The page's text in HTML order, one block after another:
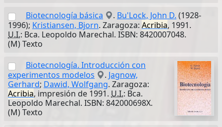
Biotecnología básica
. Bu'Lock, John D. (1928-
1996); Kristiansen, Bjorn. Zaragoza: Acribia, 1991.
U.I.: Bca. Leopoldo Marechal. ISBN: 8420007048.
(M) Texto
Biotecnología. Introducción con
experimentos modelos
. Jagnow,
Gerhard; Dawid, Wolfgang. Zaragoza:
Acribia, impresión de 1991. U.I.: Bca.
Leopoldo Marechal. ISBN: 842000698X.
(M) Texto